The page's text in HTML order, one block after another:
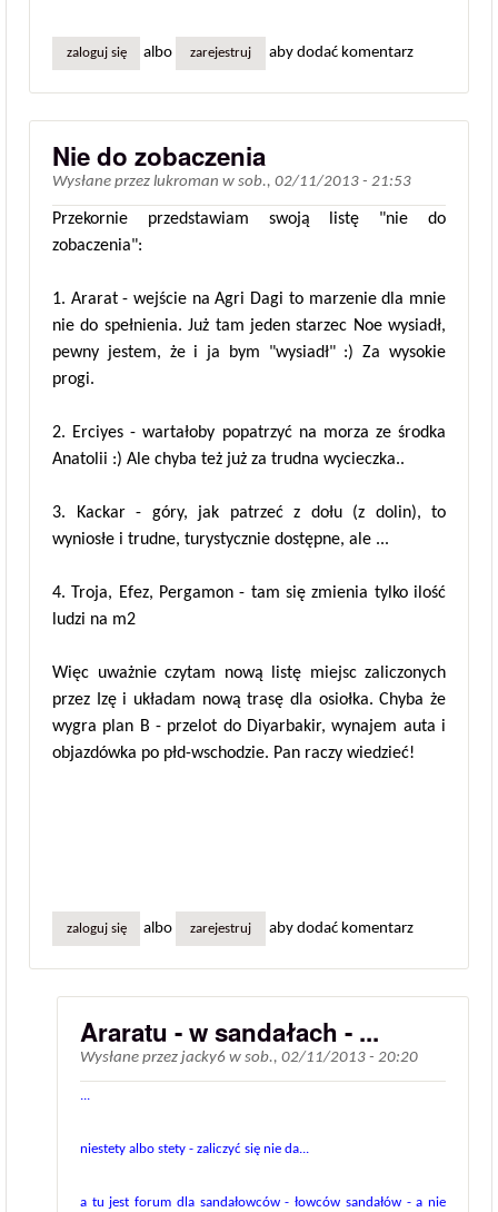
zaloguj się albo zarejestruj aby dodać komentarz
Nie do zobaczenia
Wysłane przez lukroman w sob., 02/11/2013 - 21:53
Przekornie przedstawiam swoją listę "nie do
zobaczenia":
1. Ararat - wejście na Agri Dagi to marzenie dla mnie
nie do spełnienia. Już tam jeden starzec Noe wysiadł,
pewny jestem, że i ja bym "wysiadł" :) Za wysokie
progi.
2. Erciyes - wartałoby popatrzyć na morza ze środka
Anatolii :) Ale chyba też już za trudna wycieczka..
3. Kackar - góry, jak patrzeć z dołu (z dolin), to
wyniosłe i trudne, turystycznie dostępne, ale ...
4. Troja, Efez, Pergamon - tam się zmienia tylko ilość
ludzi na m2
Więc uważnie czytam nową listę miejsc zaliczonych
przez Izę i układam nową trasę dla osiołka. Chyba że
wygra plan B - przelot do Diyarbakir, wynajem auta i
objazdówka po płd-wschodzie. Pan raczy wiedzieć!
zaloguj się albo zarejestruj aby dodać komentarz
Araratu - w sandałach - ...
Wysłane przez jacky6 w sob., 02/11/2013 - 20:20
...
niestety albo stety - zaliczyć się nie da...
a tu jest forum dla sandałowców - łowców sandałów - a nie